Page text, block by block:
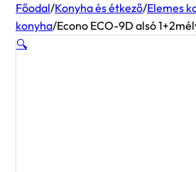
Főodal/Konyha és étkező/Elemes
konyha/Econo ECO-9D alsó
🔍